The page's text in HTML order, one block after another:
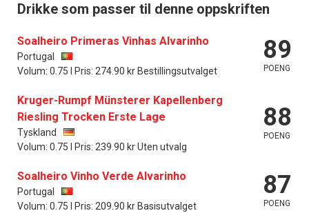
Drikke som passer til denne oppskriften
Soalheiro Primeras Vinhas Alvarinho
Portugal
Volum: 0.75 l Pris: 274.90 kr Bestillingsutvalget
89
POENG
Kruger-Rumpf Münsterer Kapellenberg
Riesling Trocken Erste Lage
Tyskland
Volum: 0.75 l Pris: 239.90 kr Uten utvalg
88
POENG
Soalheiro Vinho Verde Alvarinho
Portugal
Volum: 0.75 l Pris: 209.90 kr Basisutvalget
87
POENG